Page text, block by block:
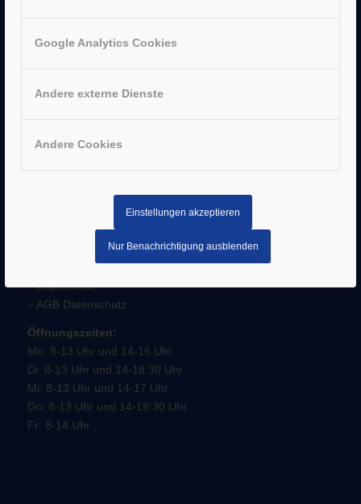
Google Analytics Cookies
Andere externe Dienste
Andere Cookies
Einstellungen akzeptieren
Nur Benachrichtigung ausblenden
–Impressum
– AGB Datenschutz
Öffnungszeiten:
Mo: 8-13 Uhr und 14-16 Uhr
Di: 8-13 Uhr und 14-18:30 Uhr
Mi: 8-13 Uhr und 14-17 Uhr
Do: 8-13 Uhr und 14-18:30 Uhr
Fr: 8-14 Uhr